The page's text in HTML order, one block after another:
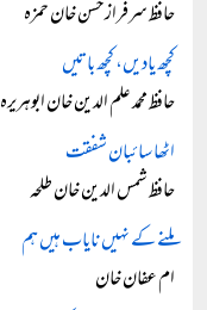
حافظ سرفراز حسن خان حمزہ
کچھ یادیں، کچھ باتیں
حافظ محمد علم الدین خان ابوہریرہ
اٹھا سائبان شفقت
حافظ شمس الدین خان طلحہ
ملنے کے نہیں نایاب ہیں ہم
ام عفان خان